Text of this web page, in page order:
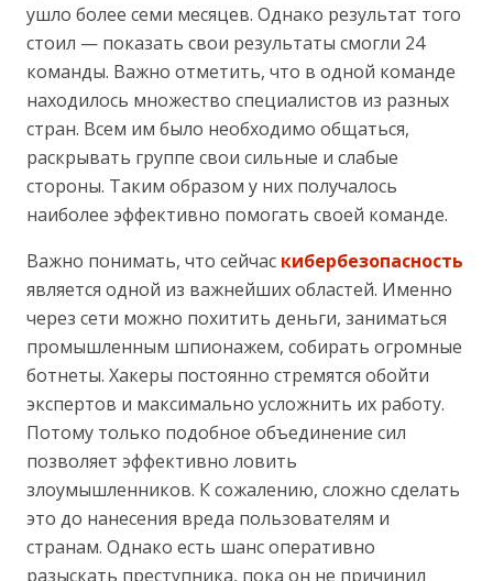
ушло более семи месяцев. Однако результат того
стоил — показать свои результаты смогли 24
команды. Важно отметить, что в одной команде
находилось множество специалистов из разных
стран. Всем им было необходимо общаться,
раскрывать группе свои сильные и слабые
стороны. Таким образом у них получалось
наиболее эффективно помогать своей команде.
Важно понимать, что сейчас кибербезопасность
является одной из важнейших областей. Именно
через сети можно похитить деньги, заниматься
промышленным шпионажем, собирать огромные
ботнеты. Хакеры постоянно стремятся обойти
экспертов и максимально усложнить их работу.
Потому только подобное объединение сил
позволяет эффективно ловить
злоумышленников. К сожалению, сложно сделать
это до нанесения вреда пользователям и
странам. Однако есть шанс оперативно
разыскать преступника, пока он не причинил